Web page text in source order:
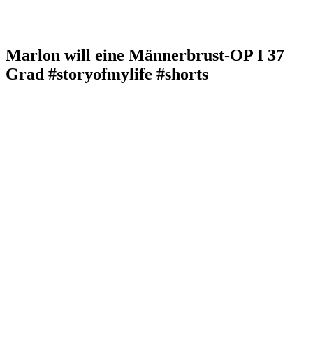
Marlon will eine Männerbrust-OP I 37
Grad #storyofmylife #shorts